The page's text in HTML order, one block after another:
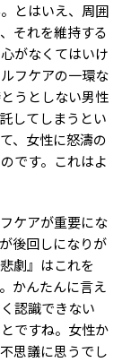
とはいえ、周囲
それを維持する
がなくてはいけ
フケアの一環な
うとしない男性
してしまうとい
、女性に怒濤の
です。これはよ
ケアが重要にな
後回しになりが
劇』はこれを
かんたんに言え
認識できない
ですね。女性か
思議に思うでし